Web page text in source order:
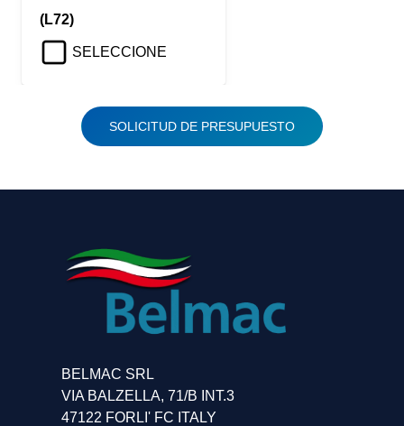
(L72)
SELECCIONE
SOLICITUD DE PRESUPUESTO
BELMAC SRL
VIA BALZELLA, 71/B INT.3
47122 FORLI' FC ITALY